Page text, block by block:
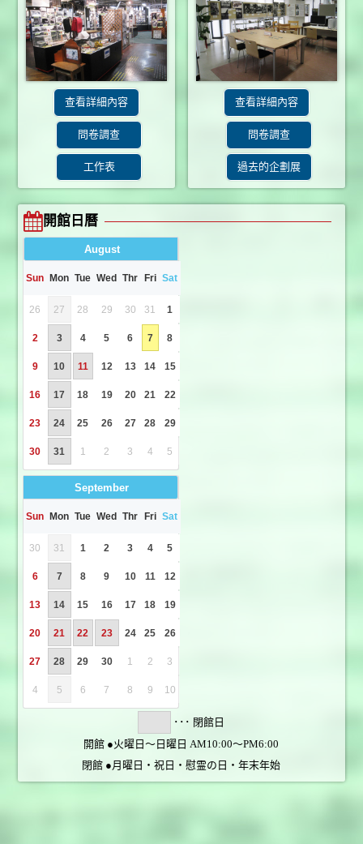
查看詳細內容
問卷調查
工作表
查看詳細內容
問卷調查
過去的企劃展
開館日曆
August
Sun Mon Tue Wed Thr Fri Sat
26 27 28 29 30 31 1
2 3 4 5 6 7 8
9 10 11 12 13 14 15
16 17 18 19 20 21 22
23 24 25 26 27 28 29
30 31 1 2 3 4 5
September
Sun Mon Tue Wed Thr Fri Sat
30 31 1 2 3 4 5
6 7 8 9 10 11 12
13 14 15 16 17 18 19
20 21 22 23 24 25 26
27 28 29 30 1 2 3
4 5 6 7 8 9 10
･･･ 閉館日
開館 ●火曜日～日曜日 AM10:00～PM6:00
閉館 ●月曜日・祝日・慰霊の日・年末年始